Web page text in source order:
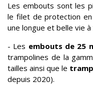
Les embouts sont les
le filet de protection
une longue et belle vie
- Les embouts de 25
trampolines de la
tailles ainsi que le
depuis 2020).